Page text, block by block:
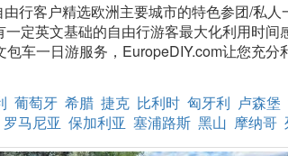
行客户精选欧洲主要城市的特色参团/私
定英文基础的自由行游客最大化利用时
车一日游服务，EuropeDIY.com让您充分
葡萄牙 希腊 捷克 比利时 匈牙利 卢森堡
罗马尼亚 保加利亚 塞浦路斯 黑山 摩纳哥